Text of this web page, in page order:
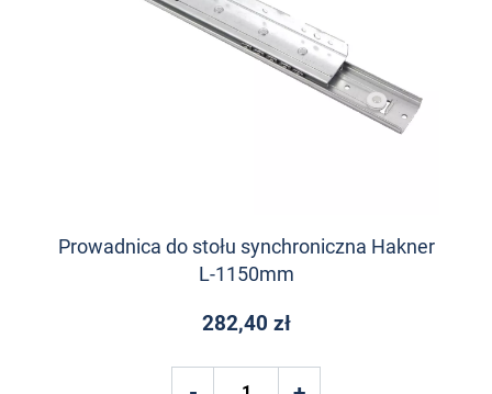
Prowadnica do stołu synchroniczna Hakner
L-1150mm
282,40 zł